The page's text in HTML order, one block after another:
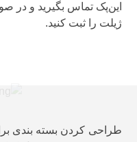
این‌پک تماس بگیرید و در
ژیلت را ثبت کنید.
طراحی کردن بسته بندی